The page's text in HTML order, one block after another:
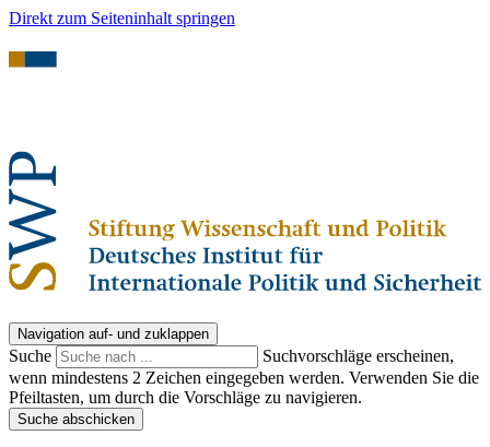
Direkt zum Seiteninhalt springen
Navigation auf- und zuklappen
Suche
Suchvorschläge erscheinen,
wenn mindestens 2 Zeichen eingegeben werden. Verwenden Sie die
Pfeiltasten, um durch die Vorschläge zu navigieren.
Suche abschicken